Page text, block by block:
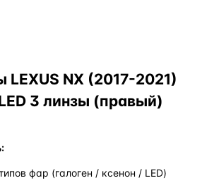
NX (2017-2021)
3 линзы (правый)
фар (галоген / ксенон / LED)